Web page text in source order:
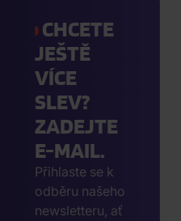
CHCETE
JEŠTĚ
VÍCE
SLEV?
ZADEJTE
E-MAIL.
Přihlaste se k
odběru našeho
newsletteru, ať